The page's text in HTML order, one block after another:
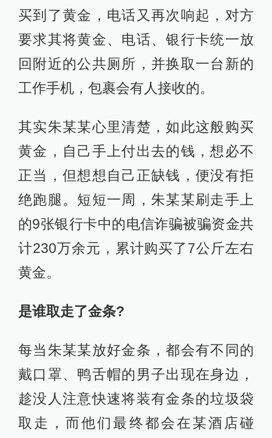
买到了黄金，电话又再次响起，对方
要求其将黄金、电话、银行卡统一放
回附近的公共厕所，并换取一台新的
工作手机，包裹会有人接收的。
其实朱某某心里清楚，如此这般购买
黄金，自己手上付出去的钱，想必不
正当，但想想自己正缺钱，便没有拒
绝跑腿。短短一周，朱某某刷走手上
的9张银行卡中的电信诈骗被骗资金共
计230万余元，累计购买了7公斤左右
黄金。
是谁取走了金条?
每当朱某某放好金条，都会有不同的
戴口罩、鸭舌帽的男子出现在身边，
趁没人注意快速将装有金条的垃圾袋
取走，而他们最终都会在某酒店碰